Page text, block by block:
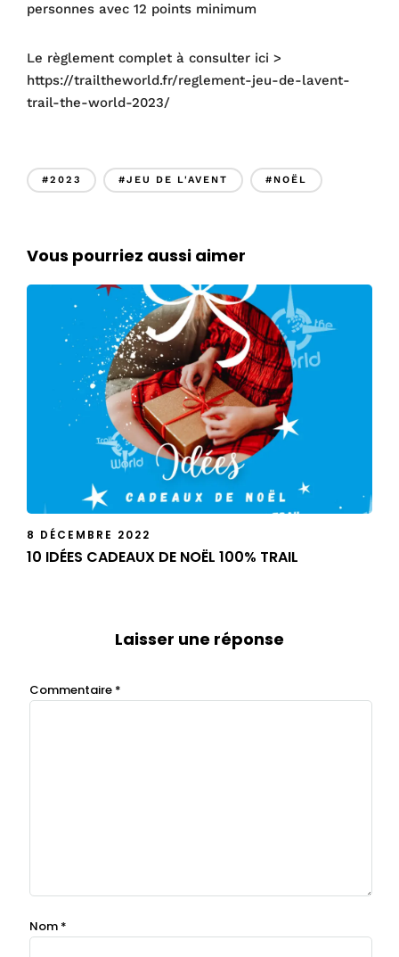
personnes avec 12 points minimum
Le règlement complet à consulter ici >
https://trailtheworld.fr/reglement-jeu-de-lavent-
trail-the-world-2023/
#2023 #JEU DE L'AVENT #NOËL
Vous pourriez aussi aimer
8 DÉCEMBRE 2022
10 IDÉES CADEAUX DE NOËL 100% TRAIL
Laisser une réponse
Commentaire *
Nom *